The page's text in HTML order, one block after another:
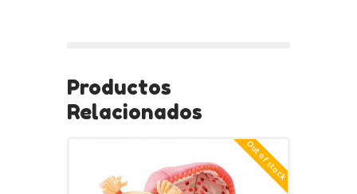
Productos
Relacionados
Out of stock